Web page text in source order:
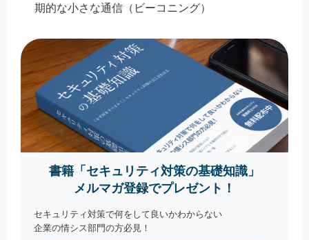
期的な小さな通信（ビーコニング）
書籍「セキュリティ対策の基礎知識」
メルマガ登録でプレゼント！
セキュリティ対策で何をして良いかわからない
企業の情シス部門の方必見！